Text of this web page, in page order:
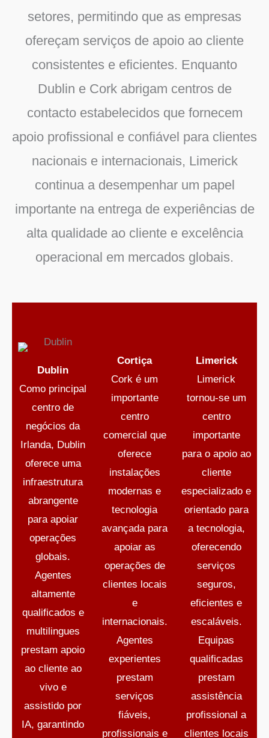
setores, permitindo que as empresas
ofereçam serviços de apoio ao cliente
consistentes e eficientes. Enquanto
Dublin e Cork abrigam centros de
contacto estabelecidos que fornecem
apoio profissional e confiável para clientes
nacionais e internacionais, Limerick
continua a desempenhar um papel
importante na entrega de experiências de
alta qualidade ao cliente e excelência
operacional em mercados globais.
Dublin
Como principal
centro de
negócios da
Irlanda, Dublin
oferece uma
infraestrutura
abrangente
para apoiar
operações
globais.
Agentes
altamente
qualificados e
multilingues
prestam apoio
ao cliente ao
vivo e
assistido por
IA, garantindo
Cortiça
Cork é um
importante
centro
comercial que
oferece
instalações
modernas e
tecnologia
avançada para
apoiar as
operações de
clientes locais
e
internacionais.
Agentes
experientes
prestam
serviços
fiáveis,
profissionais e
Limerick
Limerick
tornou-se um
centro
importante
para o apoio ao
cliente
especializado e
orientado para
a tecnologia,
oferecendo
serviços
seguros,
eficientes e
escaláveis.
Equipas
qualificadas
prestam
assistência
profissional a
clientes locais